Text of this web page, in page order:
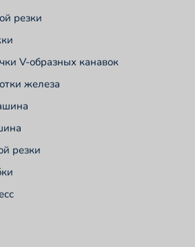
резки
V-образных канавок
железа
резки